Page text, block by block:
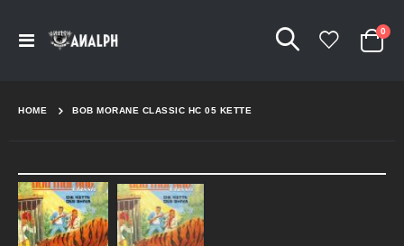
Navigation
Cart
0
HOME BOB MORANE CLASSIC HC 05 KETTE
Skip
to
the
end